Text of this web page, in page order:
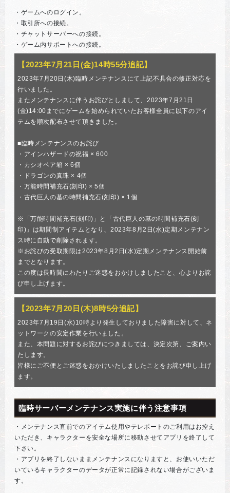
・ゲームへのログイン。
・取引所への接続。
・チャットサーバーへの接続。
・ゲーム内サポートへの接続。
【2023年7月21日(金)14時55分追記】
2023年7月20日(木)臨時メンテナンスにて上記不具合の修正対応を
行いました。
またメンテナンスに伴うお詫びとしまして、2023年7月21日
(金)14:00までにゲームを始められていたお客様全員に以下のアイ
テムを順次配布させて頂きました。
■臨時メンテナンスのお詫び
・アインハザードの祝福 × 600
・カシオペア箱 × 6個
・ドラゴンの真珠 × 4個
・万能時間補充石(刻印) × 5個
・古代巨人の墓の時間補充石(刻印) × 1個
※「万能時間補充石(刻印)」と「古代巨人の墓の時間補充石(刻
印)」は期間制アイテムとなり、2023年8月2日(水)定期メンテナン
ス時に自動で削除されます。
※お詫びの受取期限は2023年8月2日(水)定期メンテナンス開始前
までとなります。
この度は長時間にわたりご迷惑をおかけしましたこと、心よりお詫
び申し上げます。
【2023年7月20日(木)8時5分追記】
2023年7月19日(水)10時より発生しておりました障害に対して、ネ
ットワークの安定作業を行いました。
また、本問題に対するお詫びにつきましては、決定次第、ご案内い
たします。
皆様にご不便とご迷惑をおかけいたしましたことをお詫び申し上げ
ます。
臨時サーバーメンテナンス実施に伴う注意事項
・メンテナンス直前でのアイテム使用やテレポートのご利用はお控え
いただき、キャラクターを安全な場所に移動させてアプリを終了して
下さい。
・アプリを終了しないままメンテナンスになりますと、お使いいただ
いているキャラクターのデータが正常に記録されない場合がございま
す。